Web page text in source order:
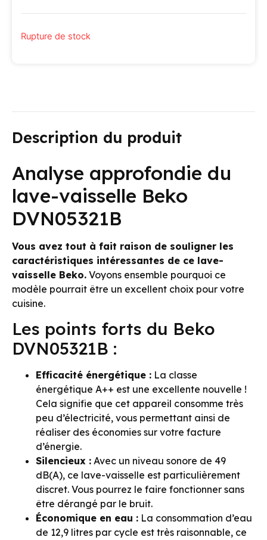
Rupture de stock
Description du produit
Analyse approfondie du
lave-vaisselle Beko
DVN05321B
Vous avez tout à fait raison de souligner les
caractéristiques intéressantes de ce lave-
vaisselle Beko. Voyons ensemble pourquoi ce
modèle pourrait être un excellent choix pour votre
cuisine.
Les points forts du Beko
DVN05321B :
Efficacité énergétique : La classe
énergétique A++ est une excellente nouvelle !
Cela signifie que cet appareil consomme très
peu d’électricité, vous permettant ainsi de
réaliser des économies sur votre facture
d’énergie.
Silencieux : Avec un niveau sonore de 49
dB(A), ce lave-vaisselle est particulièrement
discret. Vous pourrez le faire fonctionner sans
être dérangé par le bruit.
Économique en eau : La consommation d’eau
de 12,9 litres par cycle est très raisonnable, ce